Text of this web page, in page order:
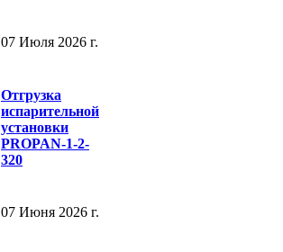
07 Июля 2026 г.
Отгрузка
испарительной
установки
PROPAN-1-2-
320
07 Июня 2026 г.